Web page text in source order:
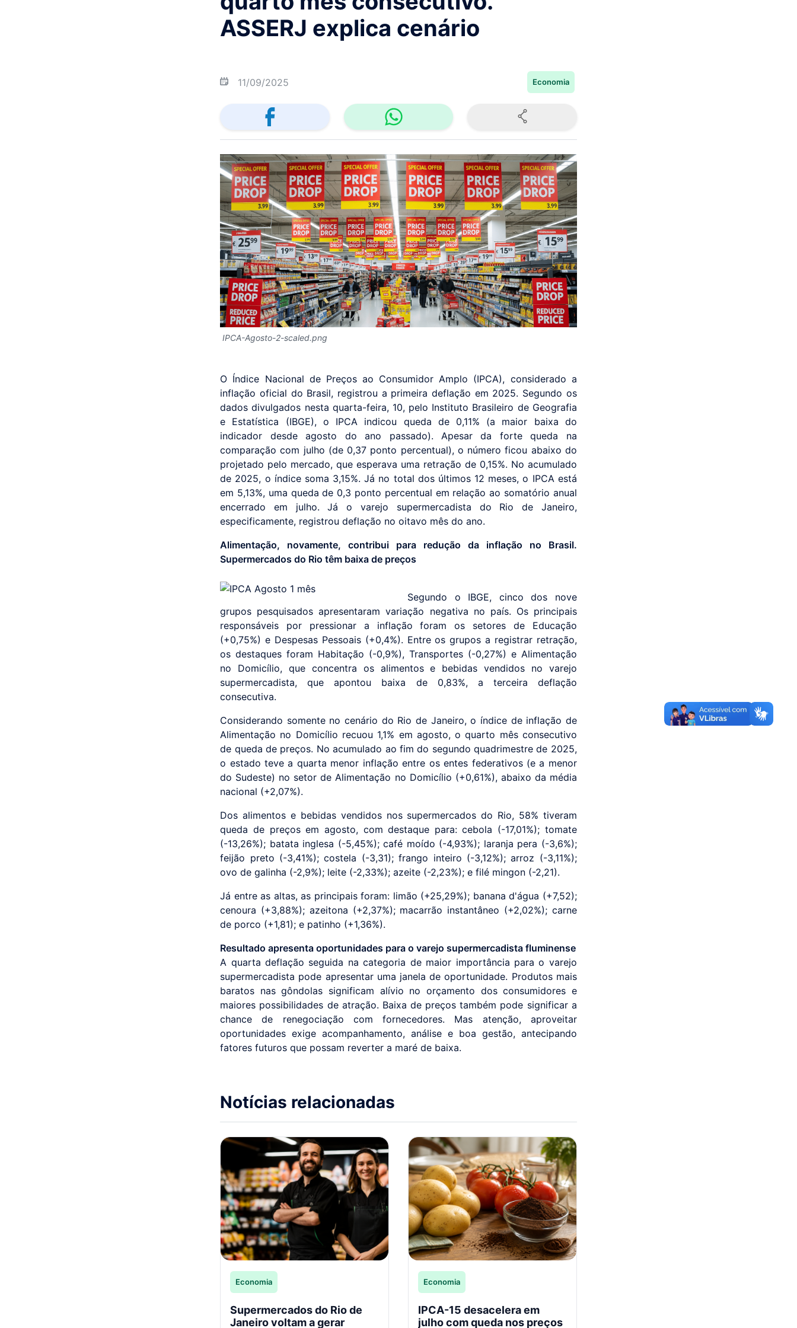
ASSERJ explica cenário
11/09/2025 Economia
IPCA-Agosto-2-scaled.png
O Índice Nacional de Preços ao Consumidor Amplo (IPCA), considerado a
inflação oficial do Brasil, registrou a primeira deflação em 2025. Segundo os
dados divulgados nesta quarta-feira, 10, pelo Instituto Brasileiro de Geografia
e Estatística (IBGE), o IPCA indicou queda de 0,11% (a maior baixa do
indicador desde agosto do ano passado). Apesar da forte queda na
comparação com julho (de 0,37 ponto percentual), o número ficou abaixo do
projetado pelo mercado, que esperava uma retração de 0,15%. No acumulado
de 2025, o índice soma 3,15%. Já no total dos últimos 12 meses, o IPCA está
em 5,13%, uma queda de 0,3 ponto percentual em relação ao somatório anual
encerrado em julho. Já o varejo supermercadista do Rio de Janeiro,
especificamente, registrou deflação no oitavo mês do ano.
Alimentação, novamente, contribui para redução da inflação no Brasil.
Supermercados do Rio têm baixa de preços
Segundo o IBGE, cinco dos nove
grupos pesquisados apresentaram variação negativa no país. Os principais
responsáveis por pressionar a inflação foram os setores de Educação
(+0,75%) e Despesas Pessoais (+0,4%). Entre os grupos a registrar retração,
os destaques foram Habitação (-0,9%), Transportes (-0,27%) e Alimentação
no Domicílio, que concentra os alimentos e bebidas vendidos no varejo
supermercadista, que apontou baixa de 0,83%, a terceira deflação
consecutiva.
Considerando somente no cenário do Rio de Janeiro, o índice de inflação de
Alimentação no Domicílio recuou 1,1% em agosto, o quarto mês consecutivo
de queda de preços. No acumulado ao fim do segundo quadrimestre de 2025,
o estado teve a quarta menor inflação entre os entes federativos (e a menor
do Sudeste) no setor de Alimentação no Domicílio (+0,61%), abaixo da média
nacional (+2,07%).
Dos alimentos e bebidas vendidos nos supermercados do Rio, 58% tiveram
queda de preços em agosto, com destaque para: cebola (-17,01%); tomate
(-13,26%); batata inglesa (-5,45%); café moído (-4,93%); laranja pera (-3,6%);
feijão preto (-3,41%); costela (-3,31); frango inteiro (-3,12%); arroz (-3,11%);
ovo de galinha (-2,9%); leite (-2,33%); azeite (-2,23%); e filé mingon (-2,21).
Já entre as altas, as principais foram: limão (+25,29%); banana d'água (+7,52);
cenoura (+3,88%); azeitona (+2,37%); macarrão instantâneo (+2,02%); carne
de porco (+1,81); e patinho (+1,36%).
Resultado apresenta oportunidades para o varejo supermercadista fluminense
A quarta deflação seguida na categoria de maior importância para o varejo
supermercadista pode apresentar uma janela de oportunidade. Produtos mais
baratos nas gôndolas significam alívio no orçamento dos consumidores e
maiores possibilidades de atração. Baixa de preços também pode significar a
chance de renegociação com fornecedores. Mas atenção, aproveitar
oportunidades exige acompanhamento, análise e boa gestão, antecipando
fatores futuros que possam reverter a maré de baixa.
Notícias relacionadas
Economia
Supermercados do Rio de
Janeiro voltam a gerar
Economia
IPCA-15 desacelera em
julho com queda nos preços